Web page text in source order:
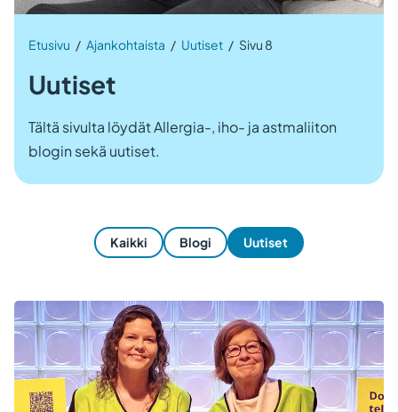
Etusivu / Ajankohtaista / Uutiset / Sivu 8
Uutiset
Tältä sivulta löydät Allergia-, iho- ja astmaliiton
blogin sekä uutiset.
Kaikki Blogi Uutiset